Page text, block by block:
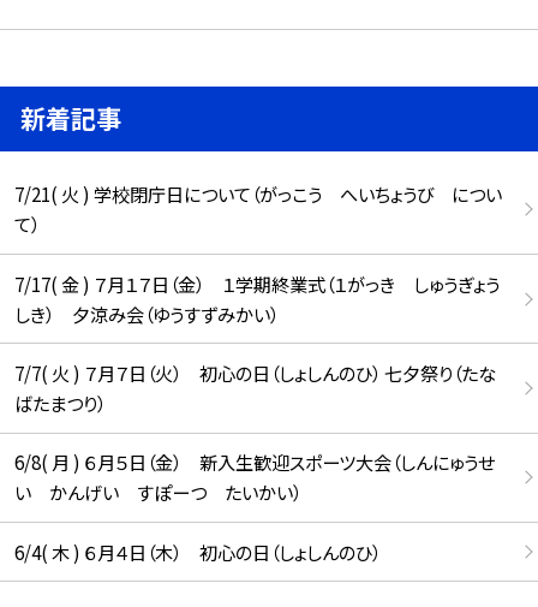
新着記事
7/21( 火 ) 学校閉庁日について（がっこう へいちょうび につい
て）
7/17( 金 ) ７月１７日（金） １学期終業式（１がっき しゅうぎょう
しき） 夕涼み会（ゆうすずみかい）
7/7( 火 ) ７月７日（火） 初心の日（しょしんのひ） 七夕祭り（たな
ばたまつり）
6/8( 月 ) ６月５日（金） 新入生歓迎スポーツ大会（しんにゅうせ
い かんげい すぽーつ たいかい）
6/4( 木 ) ６月４日（木） 初心の日（しょしんのひ）